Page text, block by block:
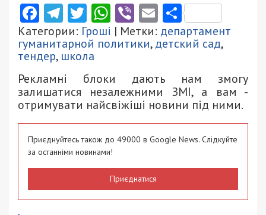
Facebook
Telegram
Twitter
WhatsApp
ViberEmail
Категории: Гроші | Метки: департамент
гуманитарной политики,детский сад,
тендер, школа
Рекламні блоки дають нам змогу
залишатися незалежними ЗМІ, а вам -
отримувати найсвіжіші новини під ними.
Приєднуйтесь також до 49000 в Google News. Слідкуйте
за останніми новинами!
Приєднатися